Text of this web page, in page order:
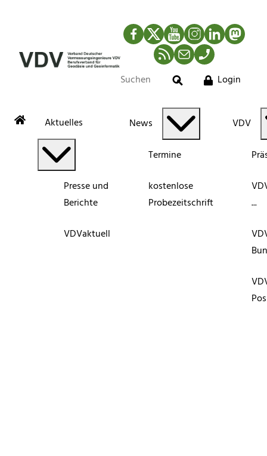
Facebook
TwitterYouTubeInstagram
LinkedIn
RSS-Newsfeed
MailTelefon
Suche
Login
Aktuelles
Presse und
Berichte
VDVaktuell
News
Termine
kostenlose
Probezeitschrift
VDV
...